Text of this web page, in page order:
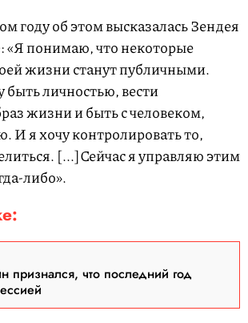
году об этом высказалась Зендея
«Я понимаю, что некоторые
жизни станут публичными.
быть личностью, вести
жизни и быть с человеком,
И я хочу контролировать то,
[...]Сейчас я управляю этим
либо».
что последний год